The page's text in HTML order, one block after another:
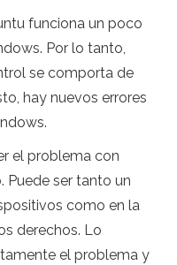
funciona un poco
Por lo tanto,
se comporta de
hay nuevos errores
el problema con
Puede ser tanto un
como en la
derechos. Lo
el problema y